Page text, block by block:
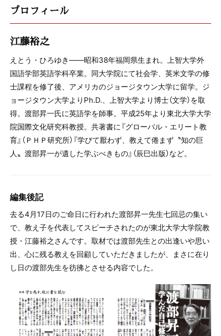
プロフィール
江藤裕之
えとう・ひろゆき――昭和38年福岡県生まれ。上智大学外
国語学部英語学科卒業。同大学院にて社会学、英米文学の修
士課程を修了後、アメリカのジョージタウン大学に留学。ジ
ョージタウン大学よりPh.D.、上智大学より博士（文学）を取
得。渡部昇一氏に英語学を師事。平成25年より東北大学大学
院国際文化研究科教授。共著書に『グローバル・エリート教
育』（ＰＨＰ研究所）『学びて厭わず、教えて倦まず〝知の巨
人〟渡部昇一が遺した学ぶべきもの』（辰巳出版）など。
編集後記
去る4月17日のご命日に行われた渡部昇一先生七回忌の集い
で、教え子を代表してスピーチされたのが東北大学大学院教
授・江藤裕之さんです。取材では渡部先生との出逢いや思い
出、心に残る教えを回顧していただきましたが、まさに在り
し日の渡部先生を彷彿とさせる内容でした。